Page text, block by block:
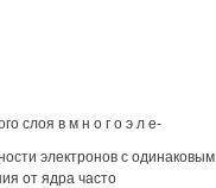
слоя в м н о г о э л е-
электронов с одинаковым
от ядра часто